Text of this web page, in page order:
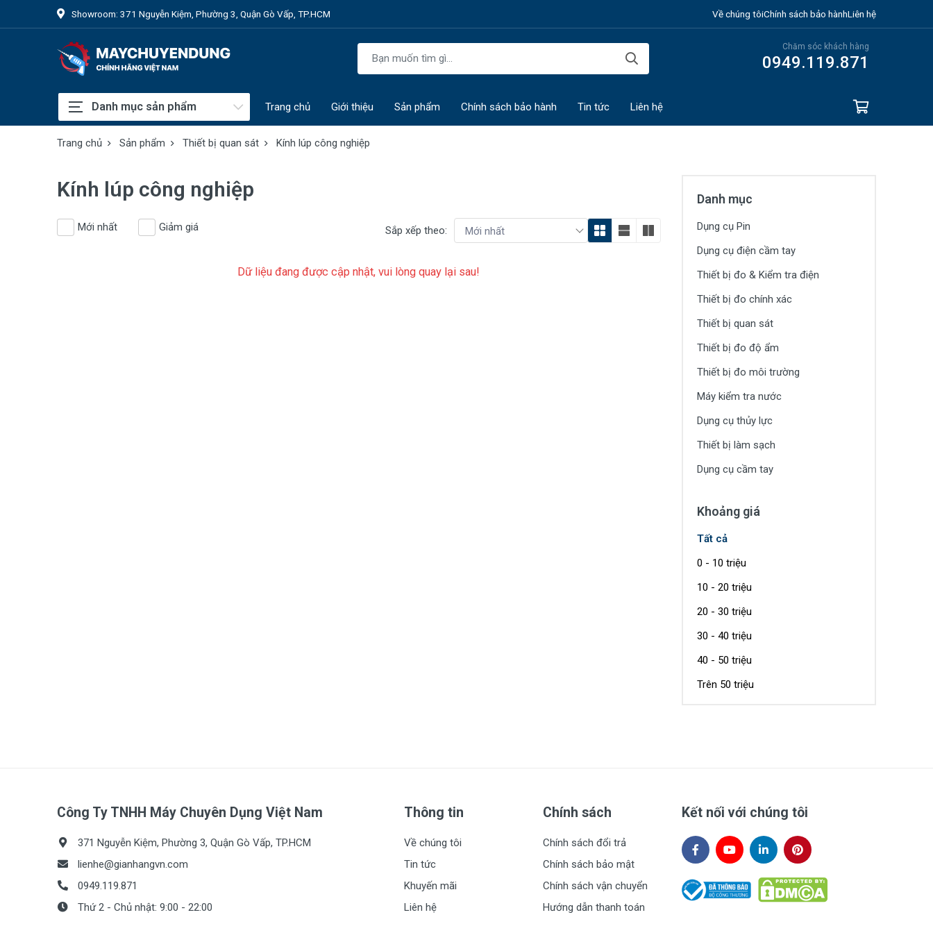
Showroom: 371 Nguyễn Kiệm, Phường 3, Quận Gò Vấp, TP.HCM Về chúng tôiChính sách bảo hànhLiên hệ
Chăm sóc khách hàng
0949.119.871
Danh mục sản phẩm Trang chủ Giới thiệu Sản phẩm Chính sách bảo hành Tin tức Liên hệ
Trang chủ Sản phẩm Thiết bị quan sát Kính lúp công nghiệp
Kính lúp công nghiệp
Mới nhất Giảm giá Sắp xếp theo:
Dữ liệu đang được cập nhật, vui lòng quay lại sau!
Danh mục
Dụng cụ Pin
Dụng cụ điện cầm tay
Thiết bị đo & Kiểm tra điện
Thiết bị đo chính xác
Thiết bị quan sát
Thiết bị đo độ ẩm
Thiết bị đo môi trường
Máy kiểm tra nước
Dụng cụ thủy lực
Thiết bị làm sạch
Dụng cụ cầm tay
Khoảng giá
Tất cả
0 - 10 triệu
10 - 20 triệu
20 - 30 triệu
30 - 40 triệu
40 - 50 triệu
Trên 50 triệu
Công Ty TNHH Máy Chuyên Dụng Việt Nam
371 Nguyễn Kiệm, Phường 3, Quận Gò Vấp, TP.HCM
lienhe@gianhangvn.com
0949.119.871
Thứ 2 - Chủ nhật: 9:00 - 22:00
Thông tin
Về chúng tôi
Tin tức
Khuyến mãi
Liên hệ
Chính sách
Chính sách đổi trả
Chính sách bảo mật
Chính sách vận chuyển
Hướng dẫn thanh toán
Kết nối với chúng tôi